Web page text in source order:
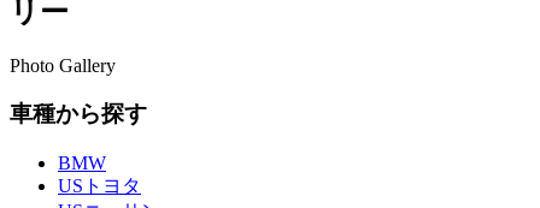
リー
Photo Gallery
車種から探す
BMW
USトヨタ